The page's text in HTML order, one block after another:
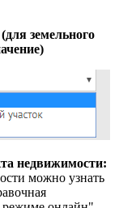
земельного
недвижимости:
можно узнать